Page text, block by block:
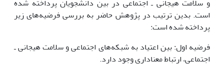
است. بدین ترتیب در پژوهش حاضر به بررسی فرضیه‌های زیر
پرداخته شده است:
فرضیه اول: بین اعتیاد به شبکه‌های اجتماعی و سلامت هیجانی ـ
اجتماعی، ارتباط معناداری وجود دارد.